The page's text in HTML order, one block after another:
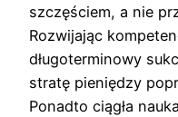
szczęściem, a nie
Rozwijając
długoterminowy
stratę pieniędzy
Ponadto ciągła